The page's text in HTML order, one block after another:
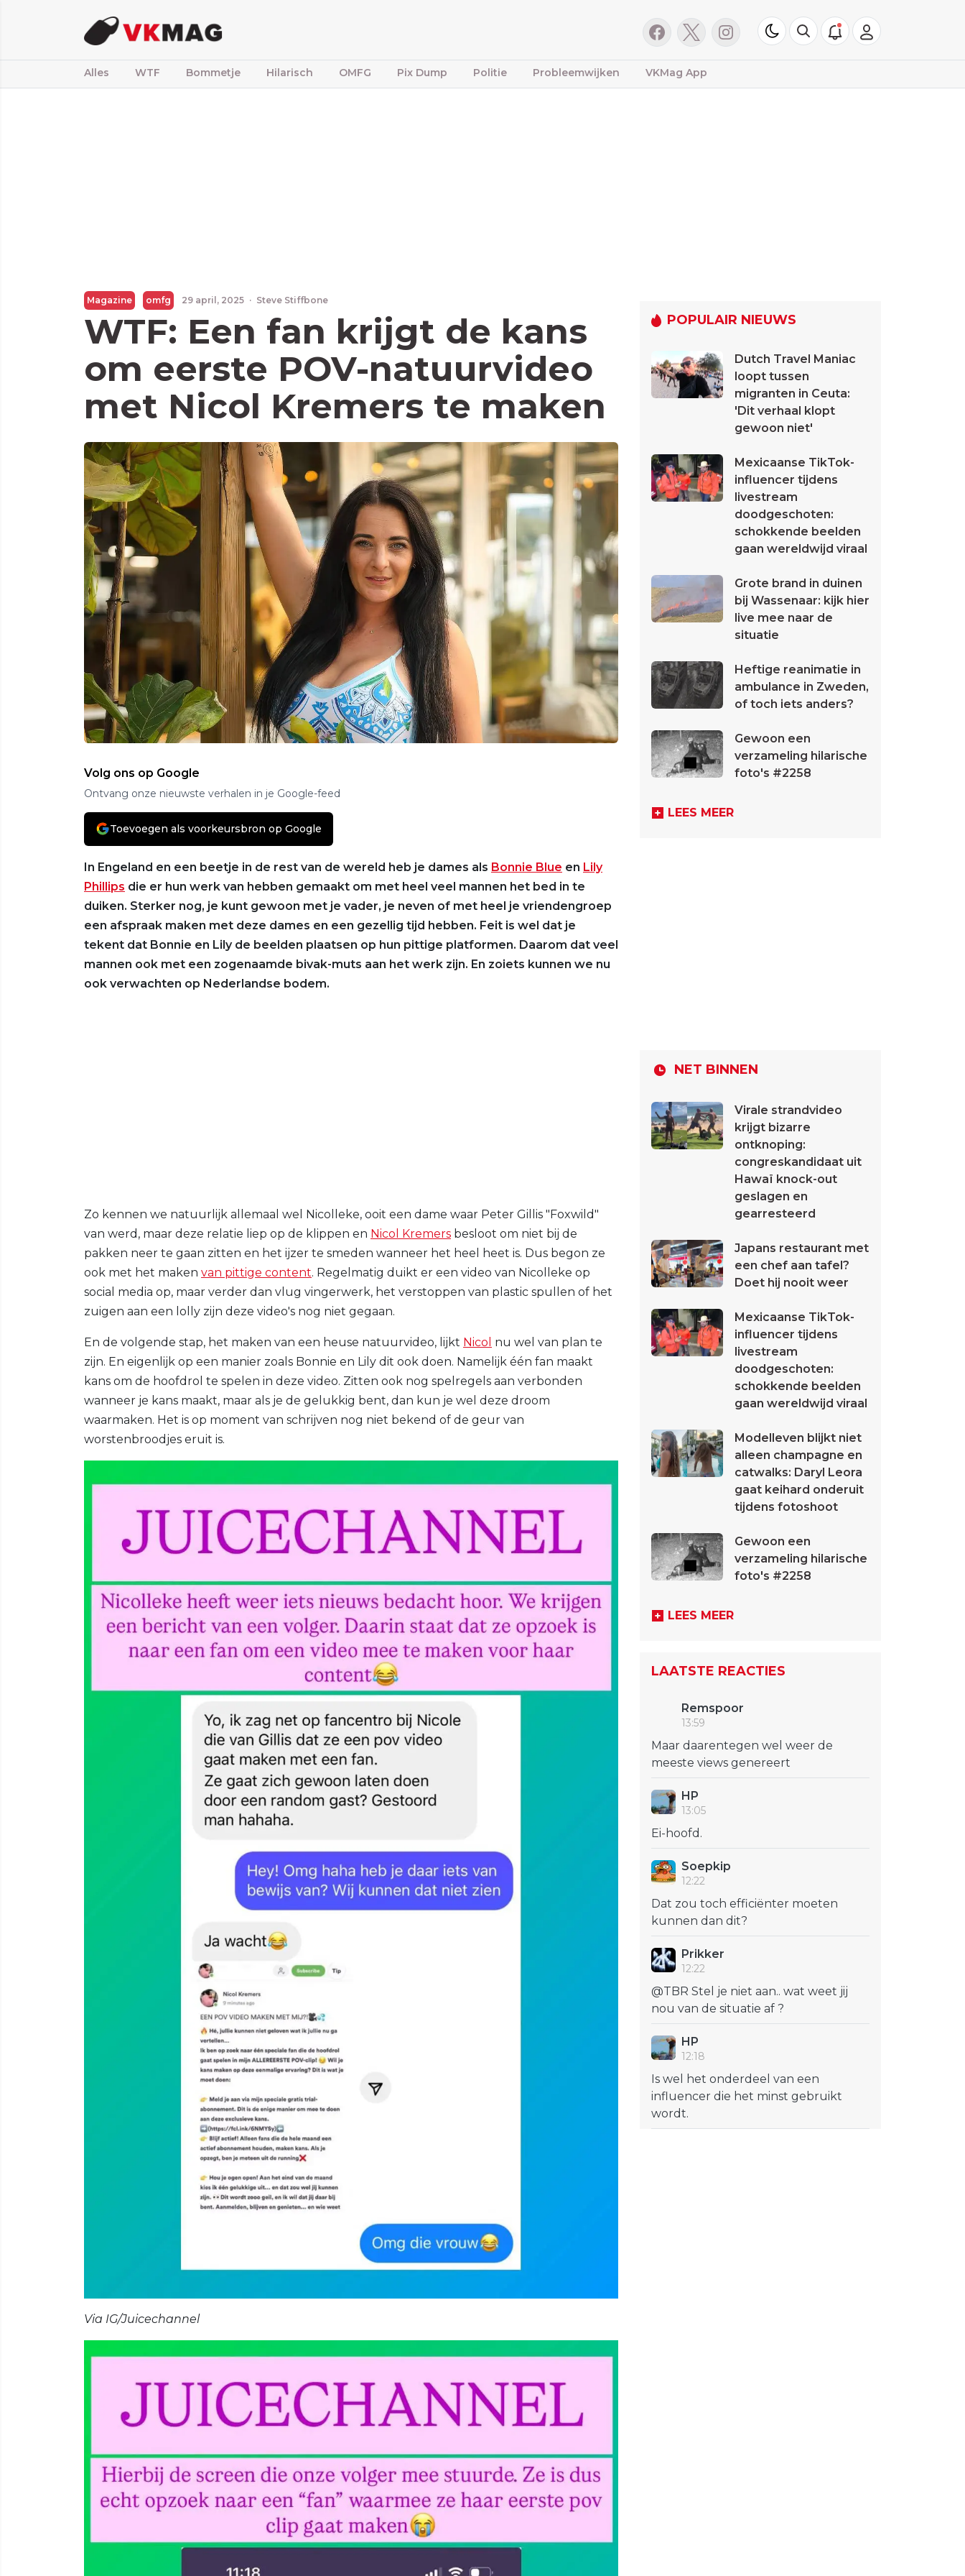
Alles WTF Bommetje Hilarisch OMFG Pix Dump Politie Probleemwijken VKMag App
Magazine omfg 29 april, 2025 · Steve Stiffbone
WTF: Een fan krijgt de kans
om eerste POV-natuurvideo
met Nicol Kremers te maken
Volg ons op Google
Ontvang onze nieuwste verhalen in je Google-feed
Toevoegen als voorkeursbron op Google
In Engeland en een beetje in de rest van de wereld heb je dames als Bonnie Blue en Lily
Phillips die er hun werk van hebben gemaakt om met heel veel mannen het bed in te
duiken. Sterker nog, je kunt gewoon met je vader, je neven of met heel je vriendengroep
een afspraak maken met deze dames en een gezellig tijd hebben. Feit is wel dat je
tekent dat Bonnie en Lily de beelden plaatsen op hun pittige platformen. Daarom dat veel
mannen ook met een zogenaamde bivak-muts aan het werk zijn. En zoiets kunnen we nu
ook verwachten op Nederlandse bodem.
Zo kennen we natuurlijk allemaal wel Nicolleke, ooit een dame waar Peter Gillis "Foxwild"
van werd, maar deze relatie liep op de klippen en Nicol Kremers besloot om niet bij de
pakken neer te gaan zitten en het ijzer te smeden wanneer het heel heet is. Dus begon ze
ook met het maken van pittige content. Regelmatig duikt er een video van Nicolleke op
social media op, maar verder dan vlug vingerwerk, het verstoppen van plastic spullen of het
zuigen aan een lolly zijn deze video's nog niet gegaan.
En de volgende stap, het maken van een heuse natuurvideo, lijkt Nicol nu wel van plan te
zijn. En eigenlijk op een manier zoals Bonnie en Lily dit ook doen. Namelijk één fan maakt
kans om de hoofdrol te spelen in deze video. Zitten ook nog spelregels aan verbonden
wanneer je kans maakt, maar als je de gelukkig bent, dan kun je wel deze droom
waarmaken. Het is op moment van schrijven nog niet bekend of de geur van
worstenbroodjes eruit is.
Via IG/Juicechannel
POPULAIR NIEUWS
Dutch Travel Maniac
loopt tussen
migranten in Ceuta:
'Dit verhaal klopt
gewoon niet'
Mexicaanse TikTok-
influencer tijdens
livestream
doodgeschoten:
schokkende beelden
gaan wereldwijd viraal
Grote brand in duinen
bij Wassenaar: kijk hier
live mee naar de
situatie
Heftige reanimatie in
ambulance in Zweden,
of toch iets anders?
Gewoon een
verzameling hilarische
foto's #2258
LEES MEER
NET BINNEN
Virale strandvideo
krijgt bizarre
ontknoping:
congreskandidaat uit
Hawaï knock-out
geslagen en
gearresteerd
Japans restaurant met
een chef aan tafel?
Doet hij nooit weer
Mexicaanse TikTok-
influencer tijdens
livestream
doodgeschoten:
schokkende beelden
gaan wereldwijd viraal
Modelleven blijkt niet
alleen champagne en
catwalks: Daryl Leora
gaat keihard onderuit
tijdens fotoshoot
Gewoon een
verzameling hilarische
foto's #2258
LEES MEER
LAATSTE REACTIES
Remspoor
13:59
Maar daarentegen wel weer de
meeste views genereert
HP
13:05
Ei-hoofd.
Soepkip
12:22
Dat zou toch efficiënter moeten
kunnen dan dit?
Prikker
12:22
@TBR Stel je niet aan.. wat weet jij
nou van de situatie af ?
HP
12:18
Is wel het onderdeel van een
influencer die het minst gebruikt
wordt.